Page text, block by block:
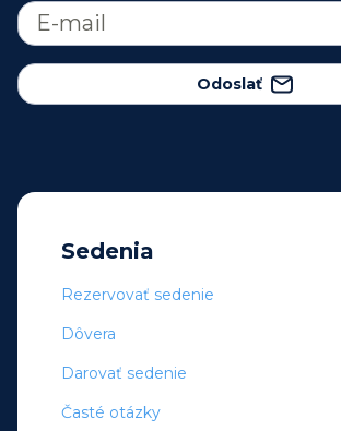
Odoslať
Sedenia
Rezervovať sedenie
Dôvera
Darovať sedenie
Časté otázky